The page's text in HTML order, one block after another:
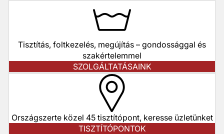
Tisztítás, foltkezelés, megújítás – gondossággal és
szakértelemmel
SZOLGÁLTATÁSAINK
Országszerte közel 45 tisztítópont, keresse üzletünket
TISZTÍTÓPONTOK